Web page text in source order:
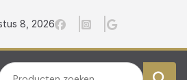
8, 2026